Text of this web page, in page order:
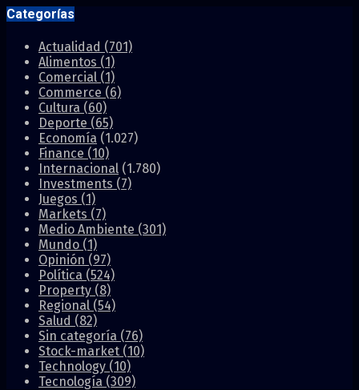
Categorías
Actualidad (701)
Alimentos (1)
Comercial (1)
Commerce (6)
Cultura (60)
Deporte (65)
Economía (1.027)
Finance (10)
Internacional (1.780)
Investments (7)
Juegos (1)
Markets (7)
Medio Ambiente (301)
Mundo (1)
Opinión (97)
Política (524)
Property (8)
Regional (54)
Salud (82)
Sin categoría (76)
Stock-market (10)
Technology (10)
Tecnología (309)